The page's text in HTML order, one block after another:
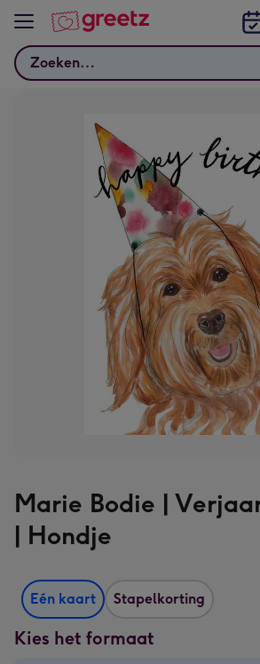
Bekijk meer
Zoeken
Marie Bodie |
| Hondje
Eén kaart Stapelkorting
Kies het formaat